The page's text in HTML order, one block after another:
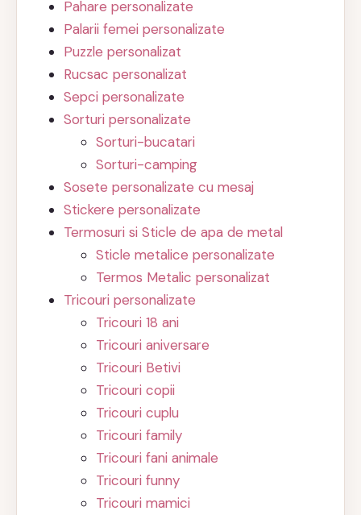
Pahare personalizate
Palarii femei personalizate
Puzzle personalizat
Rucsac personalizat
Sepci personalizate
Sorturi personalizate
Sorturi-bucatari
Sorturi-camping
Sosete personalizate cu mesaj
Stickere personalizate
Termosuri si Sticle de apa de metal
Sticle metalice personalizate
Termos Metalic personalizat
Tricouri personalizate
Tricouri 18 ani
Tricouri aniversare
Tricouri Betivi
Tricouri copii
Tricouri cuplu
Tricouri family
Tricouri fani animale
Tricouri funny
Tricouri mamici